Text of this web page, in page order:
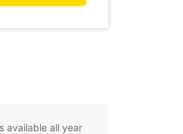
available all year